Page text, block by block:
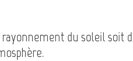
rayonnement du soleil soit